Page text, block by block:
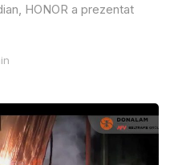
HONOR a prezentat